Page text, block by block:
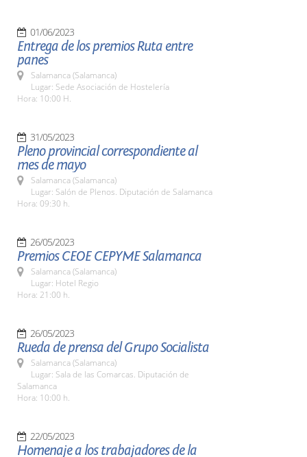
01/06/2023
Entrega de los premios Ruta entre
panes
Salamanca (Salamanca)
Lugar: Sede Asociación de Hostelería
Hora: 10:00 H.
31/05/2023
Pleno provincial correspondiente al
mes de mayo
Salamanca (Salamanca)
Lugar: Salón de Plenos. Diputación de Salamanca
Hora: 09:30 h.
26/05/2023
Premios CEOE CEPYME Salamanca
Salamanca (Salamanca)
Lugar: Hotel Regio
Hora: 21:00 h.
26/05/2023
Rueda de prensa del Grupo Socialista
Salamanca (Salamanca)
Lugar: Sala de las Comarcas. Diputación de
Salamanca
Hora: 10:00 h.
22/05/2023
Homenaje a los trabajadores de la